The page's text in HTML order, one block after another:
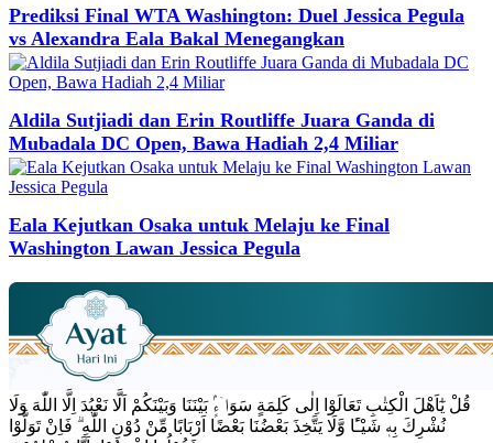
Prediksi Final WTA Washington: Duel Jessica Pegula
vs Alexandra Eala Bakal Menegangkan
Aldila Sutjiadi dan Erin Routliffe Juara Ganda di
Mubadala DC Open, Bawa Hadiah 2,4 Miliar
Eala Kejutkan Osaka untuk Melaju ke Final
Washington Lawan Jessica Pegula
قُلْ يٰٓاَهْلَ الْكِتٰبِ تَعَالَوْا اِلٰى كَلِمَةٍ سَوَاۤءٍۢ بَيْنَنَا وَبَيْنَكُمْ اَلَّا نَعْبُدَ اِلَّا اللّٰهَ وَلَا
نُشْرِكَ بِهٖ شَيْـًٔا وَّلَا يَتَّخِذَ بَعْضُنَا بَعْضًا اَرْبَابًا مِّنْ دُوْنِ اللّٰهِ ۗ فَاِنْ تَوَلَّوْا